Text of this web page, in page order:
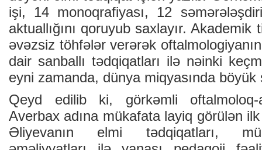
işi, 14 monoqrafiyası, 12
aktuallığını qoruyub saxlayır. Akademik
əvəzsiz töhfələr verərək
dair sanballı tədqiqatları ilə nəinki
eyni zamanda, dünya miqyasında böyük
Qeyd edilib ki, görkəmli
Averbax adına mükafata layiq görülən
Əliyevanın elmi tədqiqatları,